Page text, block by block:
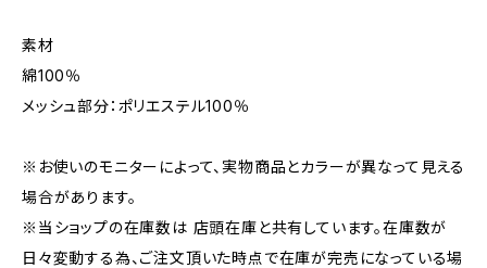
素材
綿100％
メッシュ部分：ポリエステル100％
※お使いのモニターによって、実物商品とカラーが異なって見える
場合があります。
※当ショップの在庫数は 店頭在庫と共有しています。在庫数が
日々変動する為、ご注文頂いた時点で在庫が完売になっている場